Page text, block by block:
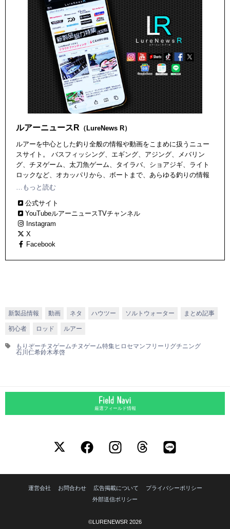
ルアーニュースR （LureNews R）
ルアーを中心とした釣り全般の情報や動画をこまめに扱うニュー
スサイト。 バスフィッシング、エギング、アジング、メバリン
グ、チヌゲーム、太刀魚ゲーム、タイラバ、ショアジギ、ライト
ロックなど、オカッパリから、ボートまで、あらゆる釣りの情報
を全網羅。 また「LINEアカウントメディア プラットフォーム」
「ルアーニュースＲ」の公式アカウント（@oa-lurenews）を友だ
ち登録していただくと、週３回、おすすめ記事ダイジェストが配
信されますので、ぜひ登録してくださいね！
…もっと読む
公式サイト
YouTubeルアーニュースTVチャンネル
Instagram
X
Facebook
新製品情報 動画 ネタ ハウツー ソルトウォーター まとめ記事
初心者 ロッド ルアー
もりぞーチヌゲームチヌゲーム特集ヒロセマンフリーリグチニング
石川仁希鈴木孝啓
厳選フィールド情報
運営会社 お問合わせ 広告掲載について
プライバシーポリシー
外部送信ポリシー
©LURENEWSR 2026